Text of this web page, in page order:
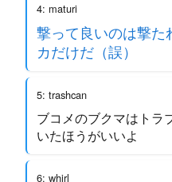
4: maturi
撃って良いのは撃た
カだけだ（誤）
5: trashcan
ブコメのブクマはトラ
いたほうがいいよ
6: whirl